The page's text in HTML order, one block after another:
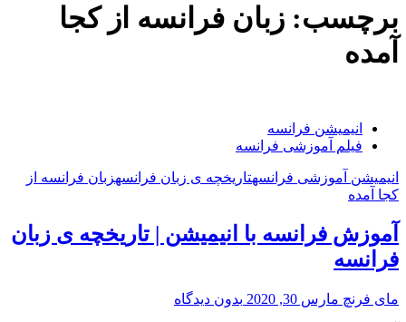
برچسب: زبان فرانسه از کجا
آمده
انیمیشن فرانسه
فیلم آموزشی فرانسه
انیمیشن آموزشی فرانسهتاریخچه ی زبان فرانسهزبان فرانسه از
کجا آمده
آموزش فرانسه با انیمیشن | تاریخچه ی زبان
فرانسه
مای فرنچ مارس 30, 2020 بدون دیدگاه